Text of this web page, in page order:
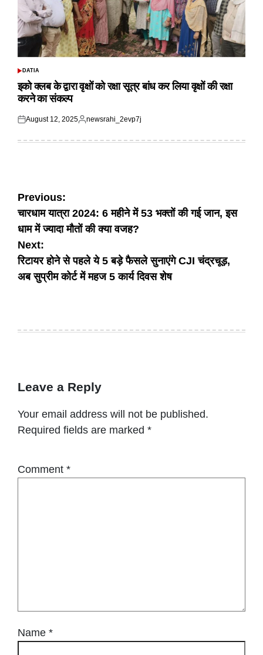
POSTED
DATIA
इको क्लब के द्वारा वृक्षों को रक्षा सूत्र बांध कर लिया वृक्षों की रक्षा
करने का संकल्प
Posted
August 12, 2025
Posted
newsrahi_2evp7j
Post
navigation
Previous:
चारधाम यात्रा 2024: 6 महीने में 53 भक्तों की गई जान, इस
धाम में ज्यादा मौतों की क्या वजह?
Next:
रिटायर होने से पहले ये 5 बड़े फैसले सुनाएंगे CJI चंद्रचूड़,
अब सुप्रीम कोर्ट में महज 5 कार्य दिवस शेष
Leave a Reply
Your email address will not be published.
Required fields are marked *
Comment *
Name *